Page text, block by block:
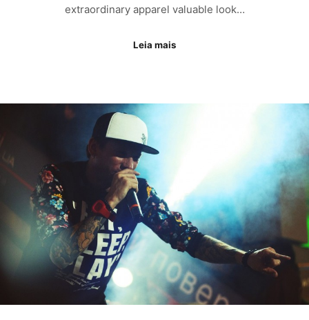
extraordinary apparel valuable look…
Leia mais